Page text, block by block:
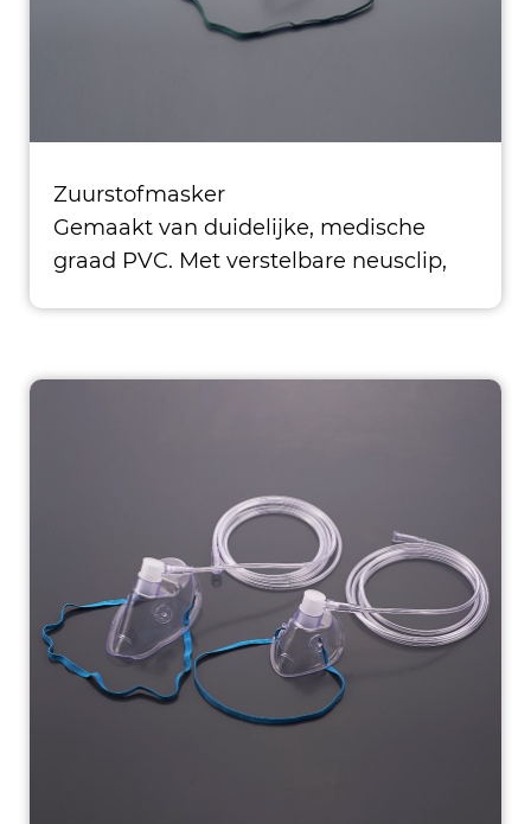
Zuurstofmasker
Gemaakt van duidelijke, medische
graad PVC. Met verstelbare neusclip,